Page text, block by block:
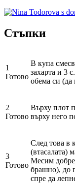
Стъпки
1
Готово
В купа
захарта и 3
обема си (да
2
Готово
Върху плот
върху него
3
Готово
След това в
(втасалата)
Месим
брашно), до
спре да